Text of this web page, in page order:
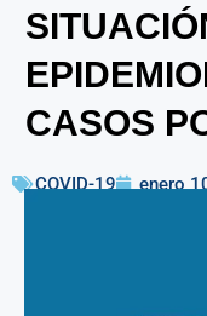
CASOS
COVID-19 enero